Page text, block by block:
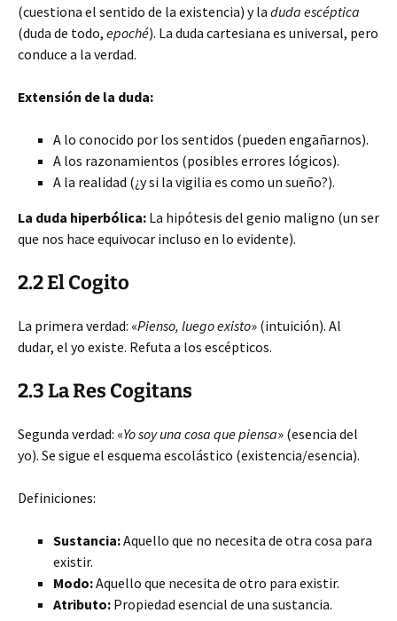
(cuestiona el sentido de la existencia) y la duda escéptica
(duda de todo, epoché). La duda cartesiana es universal, pero
conduce a la verdad.
Extensión de la duda:
A lo conocido por los sentidos (pueden engañarnos).
A los razonamientos (posibles errores lógicos).
A la realidad (¿y si la vigilia es como un sueño?).
La duda hiperbólica: La hipótesis del genio maligno (un ser
que nos hace equivocar incluso en lo evidente).
2.2 El Cogito
La primera verdad: «Pienso, luego existo» (intuición). Al
dudar, el yo existe. Refuta a los escépticos.
2.3 La Res Cogitans
Segunda verdad: «Yo soy una cosa que piensa» (esencia del
yo). Se sigue el esquema escolástico (existencia/esencia).
Definiciones:
Sustancia:Aquello que no necesita de otra cosa para
existir.
Modo:Aquello que necesita de otro para existir.
Atributo: Propiedad esencial de una sustancia.